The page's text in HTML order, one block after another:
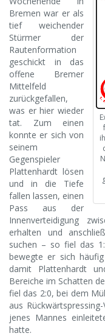
Bremen war er als
tief weichender
Stürmer der
Rautenformation
geschickt in das
offene Bremer
Mittelfeld
zurückgefallen,
was er hier wieder
tat. Zum einen
konnte er sich von
seinem
Gegenspieler
Plattenhardt lösen
und in die Tiefe
fallen lassen, einen
Pass aus der
Innenverteidigung
erhalten und
suchen – so fiel das
bewegte er sich
damit Plattenhardt
Bereiche im Schatten
fiel das 2:0, bei dem
aus
jenes Mannes
hatte.